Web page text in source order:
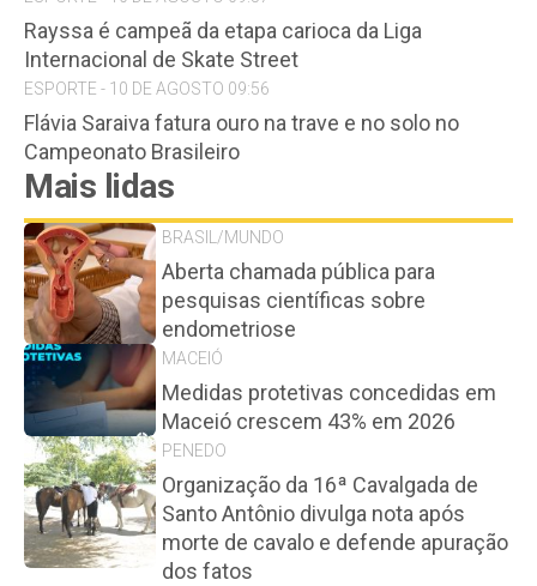
Rayssa é campeã da etapa carioca da Liga
Internacional de Skate Street
ESPORTE - 10 DE AGOSTO 09:56
Flávia Saraiva fatura ouro na trave e no solo no
Campeonato Brasileiro
Mais lidas
BRASIL/MUNDO
Aberta chamada pública para
pesquisas científicas sobre
endometriose
MACEIÓ
Medidas protetivas concedidas em
Maceió crescem 43% em 2026
PENEDO
Organização da 16ª Cavalgada de
Santo Antônio divulga nota após
morte de cavalo e defende apuração
dos fatos